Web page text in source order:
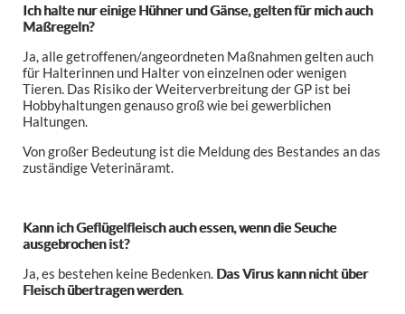
Ich halte nur einige Hühner und Gänse, gelten für mich auch
Maßregeln?
Ja, alle getroffenen/angeordneten Maßnahmen gelten auch
für Halterinnen und Halter von einzelnen oder wenigen
Tieren. Das Risiko der Weiterverbreitung der GP ist bei
Hobbyhaltungen genauso groß wie bei gewerblichen
Haltungen.
Von großer Bedeutung ist die Meldung des Bestandes an das
zuständige Veterinäramt.
Kann ich Geflügelfleisch auch essen, wenn die Seuche
ausgebrochen ist?
Ja, es bestehen keine Bedenken. Das Virus kann nicht über
Fleisch übertragen werden.